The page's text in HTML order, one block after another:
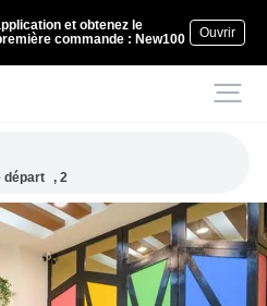
et obtenez le
commande : New100
Ouvrir
départ , 2